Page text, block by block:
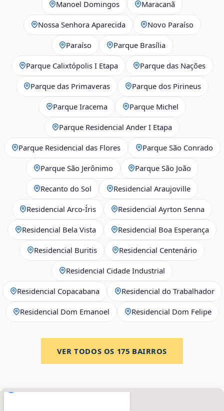
Manoel Domingos Maracanã
Nossa Senhora Aparecida Novo Paraíso
Paraíso Parque Brasília
Parque Calixtópolis I Etapa Parque das Nações
Parque das Primaveras Parque dos Pirineus
Parque Iracema Parque Michel
Parque Residencial Ander I Etapa
Parque Residencial das Flores Parque São Conrado
Parque São Jerônimo Parque São João
Recanto do Sol Residencial Araujoville
Residencial Arco‑Íris Residencial Ayrton Senna
Residencial Bela Vista Residencial Boa Esperança
Residencial Buritis Residencial Centenário
Residencial Cidade Industrial
Residencial Copacabana Residencial do Trabalhador
Residencial Dom Emanoel Residencial Dom Felipe
VER TODOS OS 175 BAIRROS